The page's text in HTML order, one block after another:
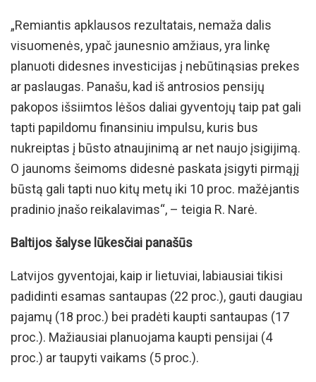
„Remiantis apklausos rezultatais, nemaža dalis
visuomenės, ypač jaunesnio amžiaus, yra linkę
planuoti didesnes investicijas į nebūtinąsias prekes
ar paslaugas. Panašu, kad iš antrosios pensijų
pakopos išsiimtos lėšos daliai gyventojų taip pat gali
tapti papildomu finansiniu impulsu, kuris bus
nukreiptas į būsto atnaujinimą ar net naujo įsigijimą.
O jaunoms šeimoms didesnė paskata įsigyti pirmąjį
būstą gali tapti nuo kitų metų iki 10 proc. mažėjantis
pradinio įnašo reikalavimas“, – teigia R. Narė.
Baltijos šalyse lūkesčiai panašūs
Latvijos gyventojai, kaip ir lietuviai, labiausiai tikisi
padidinti esamas santaupas (22 proc.), gauti daugiau
pajamų (18 proc.) bei pradėti kaupti santaupas (17
proc.). Mažiausiai planuojama kaupti pensijai (4
proc.) ar taupyti vaikams (5 proc.).